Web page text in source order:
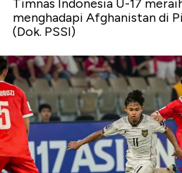
Timnas Indonesia U-17
menghadapi Afghanistan di
(Dok. PSSI)